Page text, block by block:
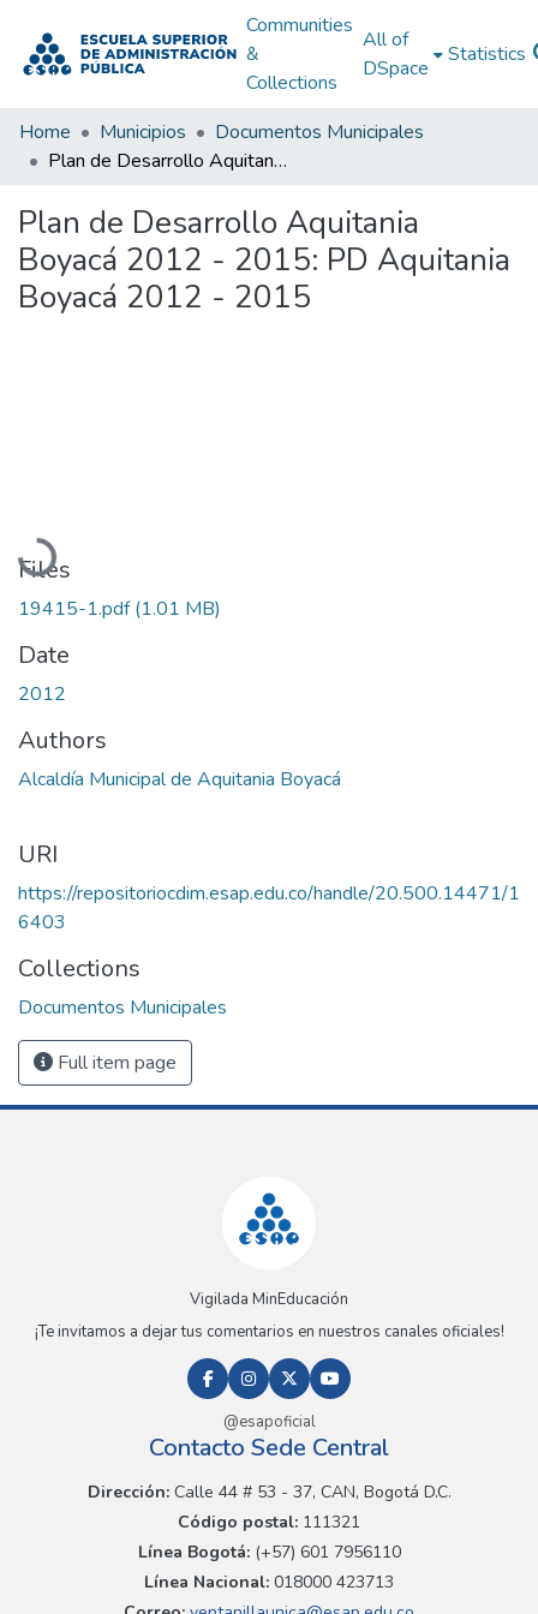
Communities
&
Collections
All of
DSpace
Statistics
Home Municipios
Documentos Municipales
Plan de Desarrollo Aquitania Boyacá 2012 - 2015: PD Aquitania Boyacá 2012 - 2015
Plan de Desarrollo Aquitania
Boyacá 2012 - 2015: PD Aquitania
Boyacá 2012 - 2015
Loading...
Files
19415-1.pdf(1.01 MB)
Date
2012
Authors
Alcaldía Municipal de Aquitania Boyacá
URI
https://repositoriocdim.esap.edu.co/handle/20.500.14471/1
6403
Collections
Documentos Municipales
Full item page
Vigilada MinEducación
¡Te invitamos a dejar tus comentarios en nuestros canales oficiales!
@esapoficial
Contacto Sede Central
Dirección:Calle 44 # 53 - 37, CAN, Bogotá D.C.
Código postal: 111321
Línea Bogotá:(+57) 601 7956110
Línea Nacional: 018000 423713